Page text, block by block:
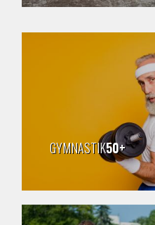
GYMNASTIK50+